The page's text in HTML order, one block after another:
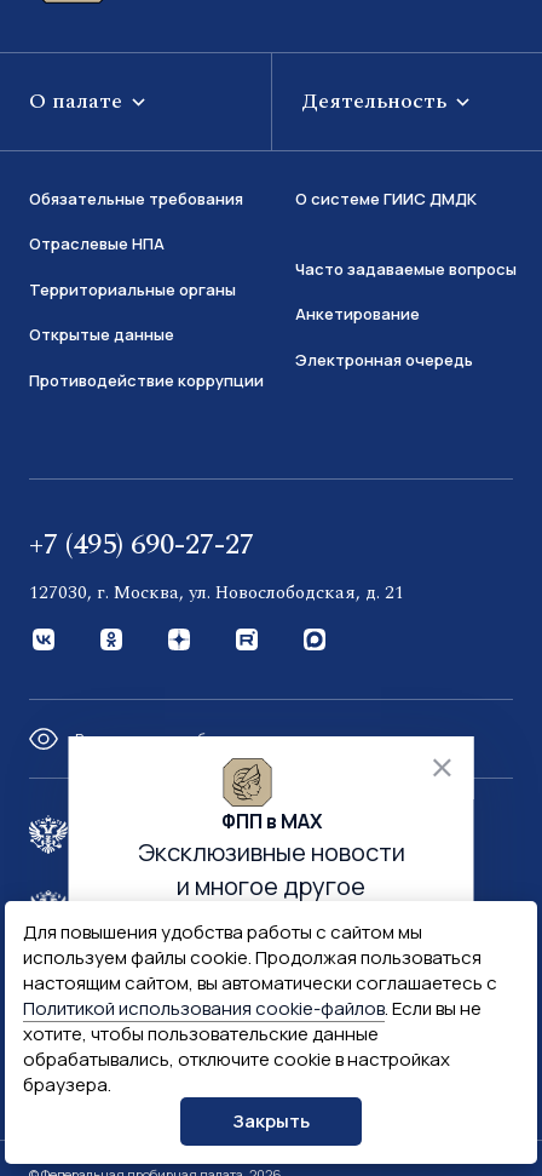
Закрыть
Для повышения удобства работы с сайтом мы
используем файлы cookie. Продолжая пользоваться
настоящим сайтом, вы автоматически соглашаетесь с
Политикой использования cookie-файлов. Если вы не
хотите, чтобы пользовательские данные
обрабатывались, отключите cookie в настройках
браузера.
О палате Деятельность
Обязательные требования
Отраслевые НПА
Территориальные органы
Открытые данные
Противодействие коррупции
О системе ГИИС ДМДК
Часто задаваемые вопросы
Анкетирование
Электронная очередь
+7 (495) 690-27-27
127030, г. Москва, ул. Новослободская, д. 21
Версия для слабовидящих
Правительство России
Госуслуги Госключ
Госслужба
ФПП в МАХ
Эксклюзивные новости
и многое другое